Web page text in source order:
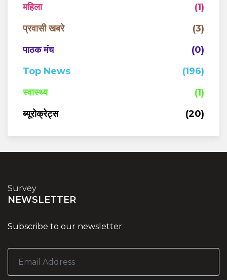
महिला
(1)
प्रवासी खबरे
(3)
पाठक मंच
(0)
Top News
(196)
स्वास्थ्य
(1)
ब्यूरोक्रेट्स
(20)
Survey
NEWSLETTER
Subscribe to our newsletter